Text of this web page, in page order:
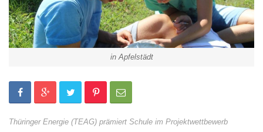
in Apfelstädt
Thüringer Energie (TEAG) prämiert Schule im Projektwettbewerb